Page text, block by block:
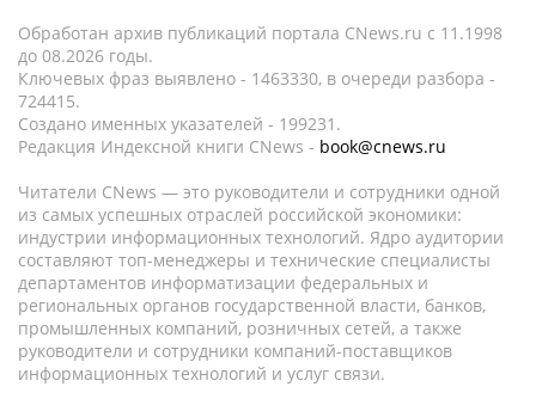
Обработан архив публикаций портала CNews.ru c 11.1998
до 08.2026 годы.
Ключевых фраз выявлено - 1463330, в очереди разбора -
724415.
Создано именных указателей - 199231.
Редакция Индексной книги CNews - book@cnews.ru
Читатели CNews — это руководители и сотрудники одной
из самых успешных отраслей российской экономики:
индустрии информационных технологий. Ядро аудитории
составляют топ-менеджеры и технические специалисты
департаментов информатизации федеральных и
региональных органов государственной власти, банков,
промышленных компаний, розничных сетей, а также
руководители и сотрудники компаний-поставщиков
информационных технологий и услуг связи.